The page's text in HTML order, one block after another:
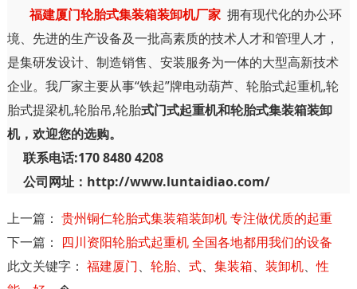
福建厦门轮胎式集装箱装卸机厂家 拥有现代化的办公环
境、先进的生产设备及一批高素质的技术人才和管理人才，
是集研发设计、制造销售、安装服务为一体的大型高新技术
企业。我厂家主要从事“铁起”牌电动葫芦、轮胎式起重机,轮
胎式提梁机,轮胎吊,轮胎式门式起重机和轮胎式集装箱装卸
机，欢迎您的选购。
联系电话:170 8480 4208
公司网址：http://www.luntaidiao.com/
上一篇： 贵州铜仁轮胎式集装箱装卸机 专注做优质的起重
下一篇： 四川资阳轮胎式起重机 全国各地都用我们的设备
此文关键字： 福建厦门、 轮胎、 式、 集装箱、 装卸机、性